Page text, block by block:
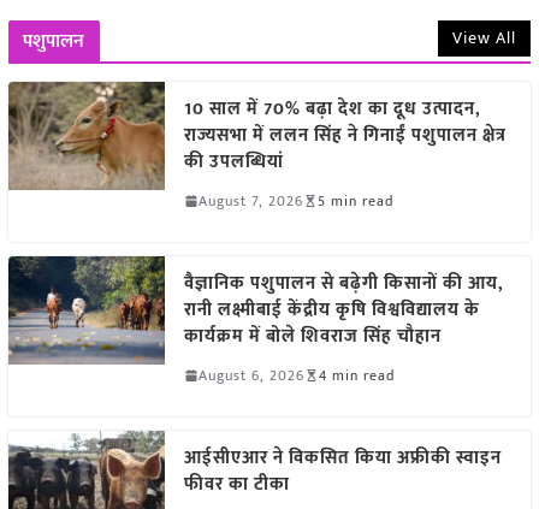
पशुपालन View All
10 साल में 70% बढ़ा देश का दूध उत्पादन,
राज्यसभा में ललन सिंह ने गिनाईं पशुपालन क्षेत्र
की उपलब्धियां
August 7, 2026 5 min read
वैज्ञानिक पशुपालन से बढ़ेगी किसानों की आय,
रानी लक्ष्मीबाई केंद्रीय कृषि विश्वविद्यालय के
कार्यक्रम में बोले शिवराज सिंह चौहान
August 6, 2026 4 min read
आईसीएआर ने विकसित किया अफ्रीकी स्वाइन
फीवर का टीका